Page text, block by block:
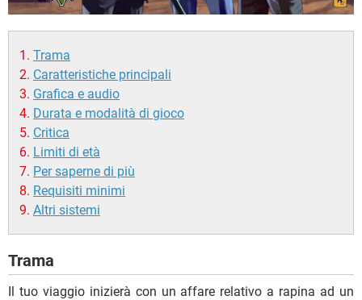
Trama
Caratteristiche principali
Grafica e audio
Durata e modalità di gioco
Critica
Limiti di età
Per saperne di più
Requisiti minimi
Altri sistemi
Trama
Il tuo viaggio inizierà con un affare relativo a rapina ad un